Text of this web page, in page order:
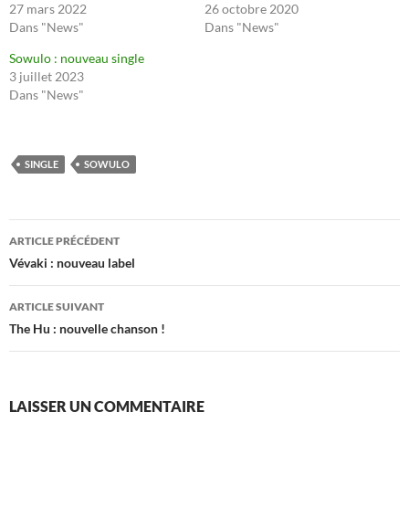
27 mars 2022
Dans "News"
26 octobre 2020
Dans "News"
Sowulo : nouveau single
3 juillet 2023
Dans "News"
SINGLE SOWULO
Navigation
des
articles
ARTICLE PRÉCÉDENT
Vévaki : nouveau label
ARTICLE SUIVANT
The Hu : nouvelle chanson !
LAISSER UN COMMENTAIRE